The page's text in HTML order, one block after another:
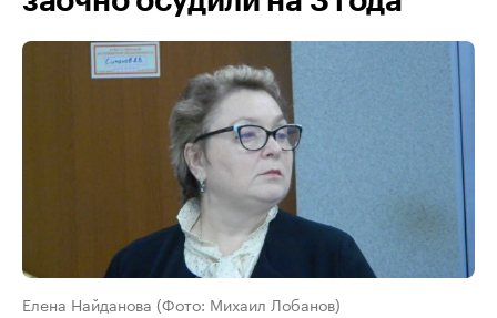
Елена Найданова (Фото: Михаил Лобанов)